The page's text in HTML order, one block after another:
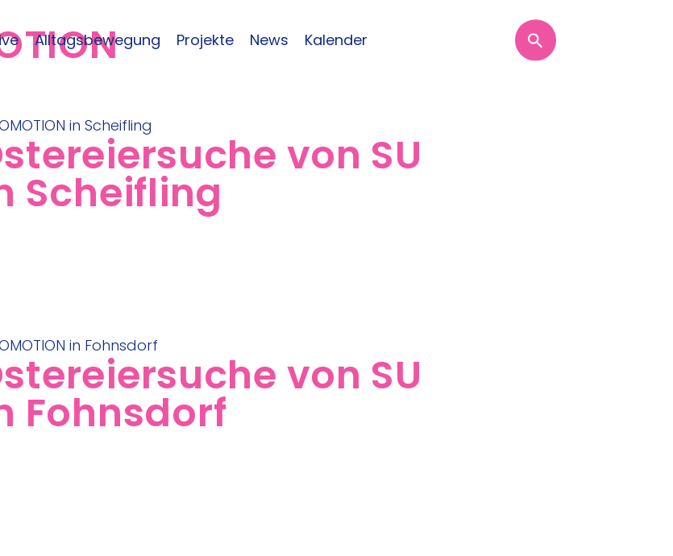
Alltagsbewegung Projekte News Kalender
von SU
Scheifling
von SU
Fohnsdorf